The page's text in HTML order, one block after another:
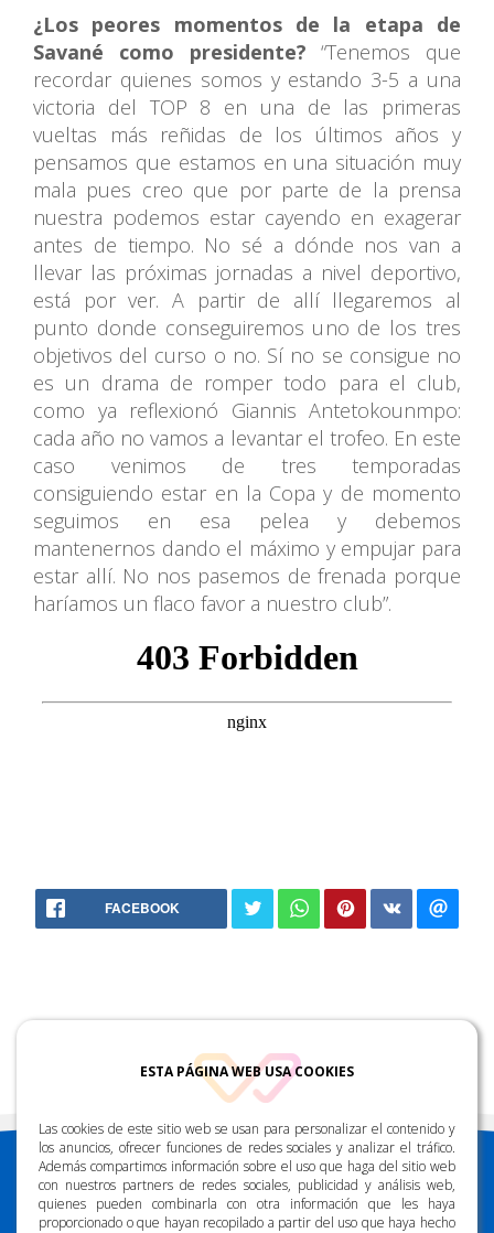
ESTA PÁGINA WEB USA COOKIES
Las cookies de este sitio web se usan para personalizar el contenido y
los anuncios, ofrecer funciones de redes sociales y analizar el tráfico.
Además compartimos información sobre el uso que haga del sitio web
con nuestros partners de redes sociales, publicidad y análisis web,
quienes pueden combinarla con otra información que les haya
proporcionado o que hayan recopilado a partir del uso que haya hecho
¿Los peores momentos de la etapa de
Savané como presidente?“Tenemos que
recordar quienes somos y estando 3-5 a una
victoria del TOP 8 en una de las primeras
vueltas más reñidas de los últimos años y
pensamos que estamos en una situación muy
mala pues creo que por parte de la prensa
nuestra podemos estar cayendo en exagerar
antes de tiempo. No sé a dónde nos van a
llevar las próximas jornadas a nivel deportivo,
está por ver. A partir de allí llegaremos al
punto donde conseguiremos uno de los tres
objetivos del curso o no. Sí no se consigue no
es un drama de romper todo para el club,
como ya reflexionó Giannis Antetokounmpo:
cada año no vamos a levantar el trofeo. En este
caso venimos de tres temporadas
consiguiendo estar en la Copa y de momento
seguimos en esa pelea y debemos
mantenernos dando el máximo y empujar para
estar allí. No nos pasemos de frenada porque
haríamos un flaco favor a nuestro club”.
FACEBOOK
88.2 FM